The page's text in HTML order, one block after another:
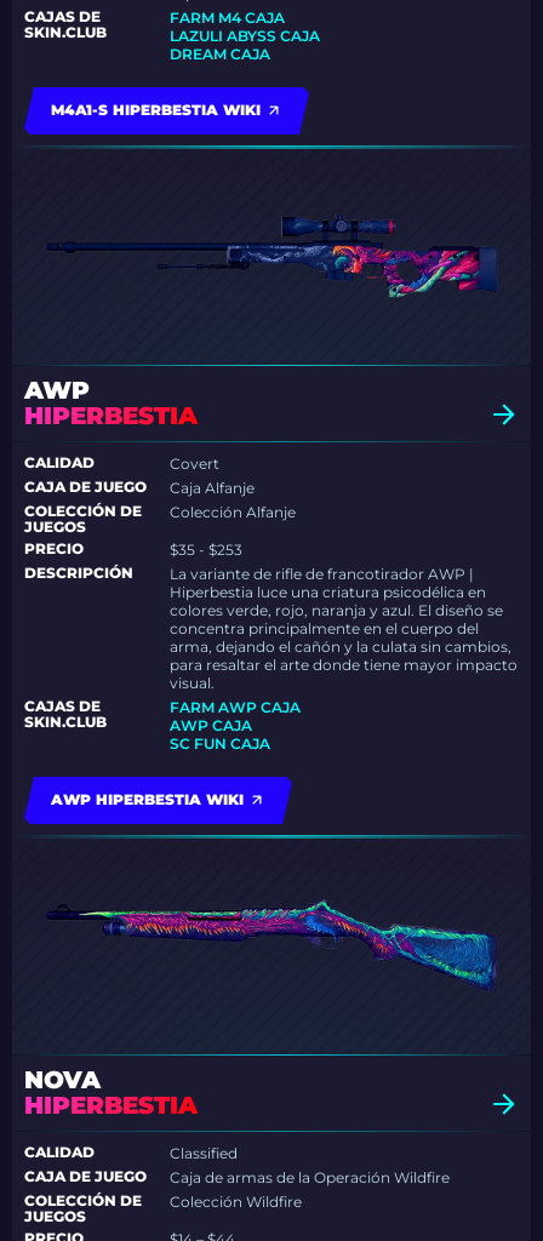
CAJAS DE
SKIN.CLUB
FARM M4 CAJA
LAZULI ABYSS CAJA
DREAM CAJA
M4A1-S HIPERBESTIA WIKI
AWP
HIPERBESTIA
CALIDAD
Covert
CAJA DE JUEGO
Caja Alfanje
COLECCIÓN DE
JUEGOS
Colección Alfanje
PRECIO
$35 - $253
DESCRIPCIÓN
La variante de rifle de francotirador AWP |
Hiperbestia luce una criatura psicodélica en
colores verde, rojo, naranja y azul. El diseño se
concentra principalmente en el cuerpo del
arma, dejando el cañón y la culata sin cambios,
para resaltar el arte donde tiene mayor impacto
visual.
CAJAS DE
SKIN.CLUB
FARM AWP CAJA
AWP CAJA
SC FUN CAJA
AWP HIPERBESTIA WIKI
NOVA
HIPERBESTIA
CALIDAD
Classified
CAJA DE JUEGO
Caja de armas de la Operación Wildfire
COLECCIÓN DE
JUEGOS
Colección Wildfire